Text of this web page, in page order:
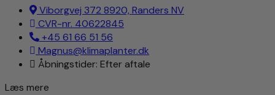
Viborgvej 372 8920, Randers NV
CVR-nr. 40622845
+45 61 66 51 56
Magnus@klimaplanter.dk
Åbningstider: Efter aftale
Læs mere